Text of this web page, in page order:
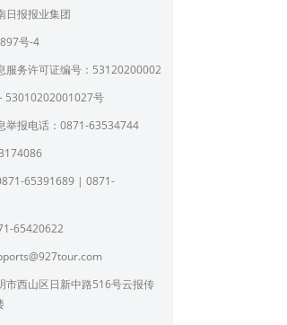
游厅 甘肃省文化和旅游厅
游厅
宁夏回族自治区文化和旅
局
上海市文化和旅游局
日报报业集团
号-4
服务许可证编号：53120200002
53010202001027号
举报电话：0871-63534744
65391689 | 0871-
65420622
市西山区日新中路516号云报传